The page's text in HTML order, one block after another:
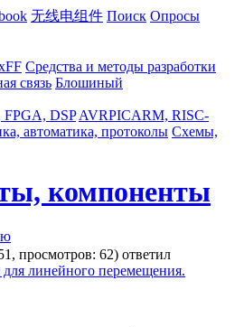
无线电组件 Поиск Опросы
Средства и методы разработки
связь Блошиный
FPGA, DSP AVRPICARM, RISC-
автоматика, протоколы Схемы,
компоненты
просмотров: 62) ответил
для линейного перемещения.